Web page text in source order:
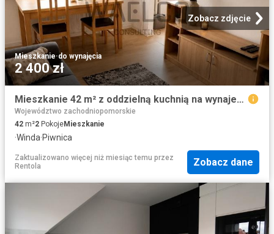
Zobacz zdjęcie
Mieszkanie·do wynajęcia
2 400 zł
Mieszkanie 42 m² z oddzielną kuchnią na wynajem Szczecin, Nowe Miasto
Województwo zachodniopomorskie
42 m²2 PokojeMieszkanie
·Winda·Piwnica
Zaktualizowano więcej niż miesiąc temu przez
Rentola
Zobacz dane